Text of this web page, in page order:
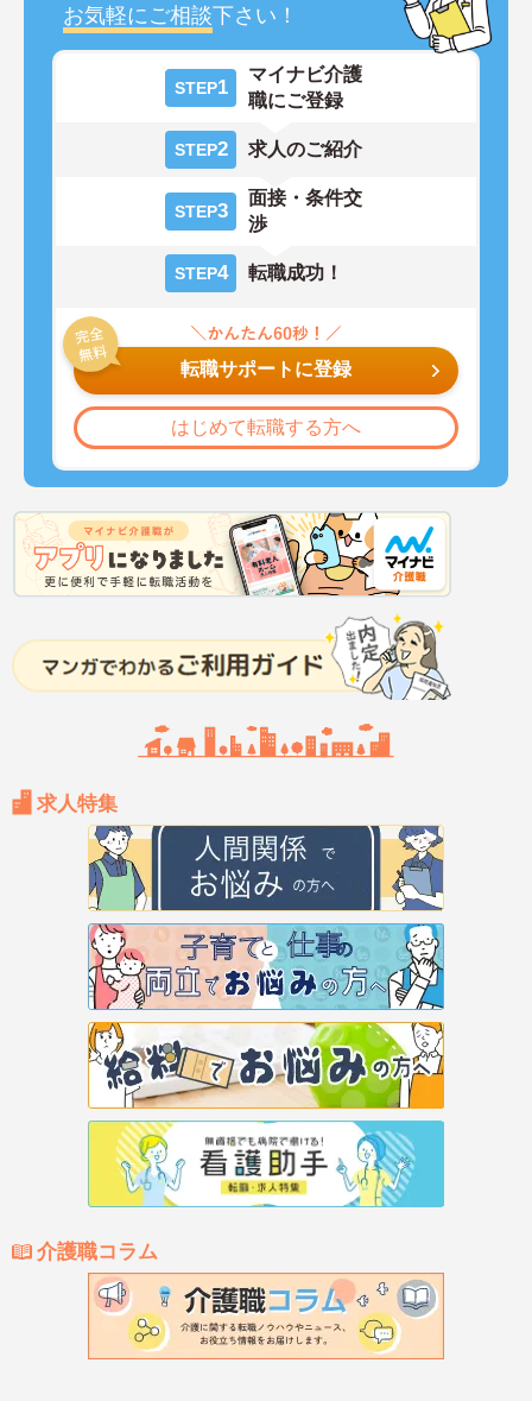
お気軽にご相談下さい！
STEP1
マイナビ介護
職にご登録
STEP2 求人のご紹介
STEP3
面接・条件交
渉
STEP4 転職成功！
転職サポートに登録
はじめて転職する方へ
求人特集
介護職コラム